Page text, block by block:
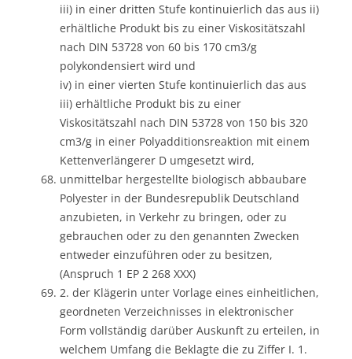
iii) in einer dritten Stufe kontinuierlich das aus ii)
erhältliche Produkt bis zu einer Viskositätszahl
nach DIN 53728 von 60 bis 170 cm3/g
polykondensiert wird und
iv) in einer vierten Stufe kontinuierlich das aus
iii) erhältliche Produkt bis zu einer
Viskositätszahl nach DIN 53728 von 150 bis 320
cm3/g in einer Polyadditionsreaktion mit einem
Kettenverlängerer D umgesetzt wird,
unmittelbar hergestellte biologisch abbaubare
Polyester in der Bundesrepublik Deutschland
anzubieten, in Verkehr zu bringen, oder zu
gebrauchen oder zu den genannten Zwecken
entweder einzuführen oder zu besitzen,
(Anspruch 1 EP 2 268 XXX)
2. der Klägerin unter Vorlage eines einheitlichen,
geordneten Verzeichnisses in elektronischer
Form vollständig darüber Auskunft zu erteilen, in
welchem Umfang die Beklagte die zu Ziffer I. 1.